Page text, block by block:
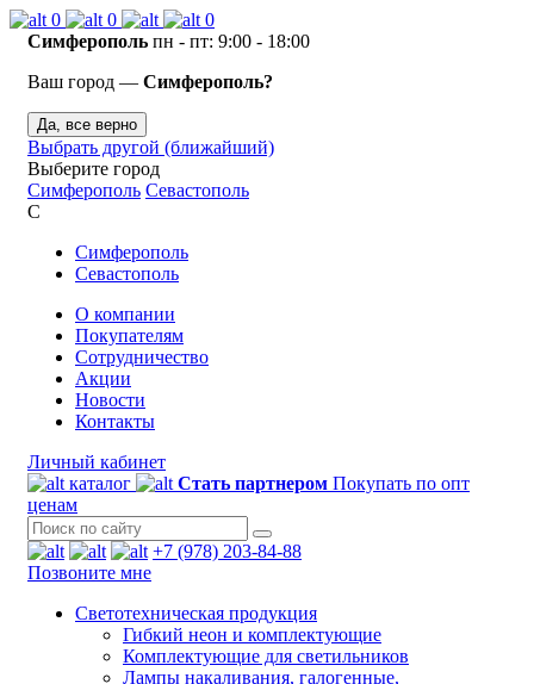
0 0
0
Симферополь пн - пт: 9:00 - 18:00
Ваш город — Симферополь?
Да, все верно
Выбрать другой (ближайший)
Выберите город
Симферополь Севастополь
С
Симферополь
Севастополь
О компании
Покупателям
Сотрудничество
Акции
Новости
Контакты
Личный кабинет
каталог
Стать партнером Покупать по опт
ценам
+7 (978) 203-84-88
Позвоните мне
Светотехническая продукция
Гибкий неон и комплектующие
Комплектующие для светильников
Лампы накаливания, галогенные,